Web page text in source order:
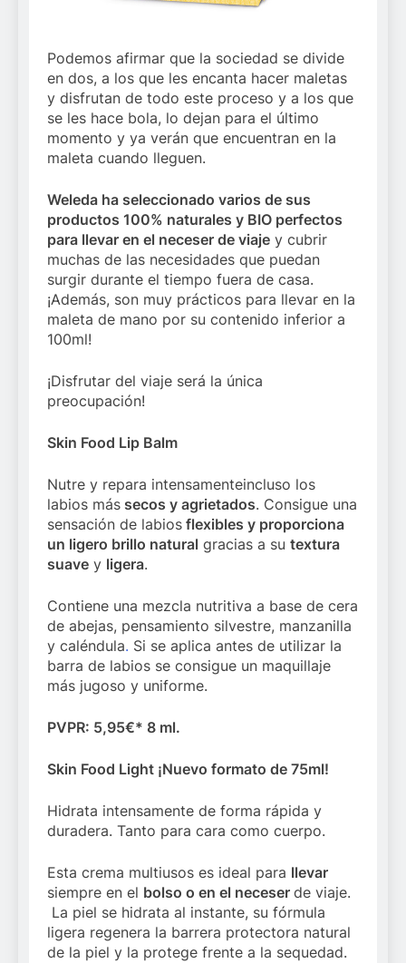
Podemos afirmar que la sociedad se divide
en dos, a los que les encanta hacer maletas
y disfrutan de todo este proceso y a los que
se les hace bola, lo dejan para el último
momento y ya verán que encuentran en la
maleta cuando lleguen.
Weleda ha seleccionado varios de sus
productos 100% naturales y BIO perfectos
para llevar en el neceser de viaje y cubrir
muchas de las necesidades que puedan
surgir durante el tiempo fuera de casa.
¡Además, son muy prácticos para llevar en la
maleta de mano por su contenido inferior a
100ml!
¡Disfrutar del viaje será la única
preocupación!
Skin Food Lip Balm
Nutre y repara intensamenteincluso los
labios más secos y agrietados. Consigue una
sensación de labios flexibles y proporciona
un ligero brillo natural gracias a su textura
suave y ligera.
Contiene una mezcla nutritiva a base de cera
de abejas, pensamiento silvestre, manzanilla
y caléndula. Si se aplica antes de utilizar la
barra de labios se consigue un maquillaje
más jugoso y uniforme.
PVPR: 5,95€* 8 ml.
Skin Food Light ¡Nuevo formato de 75ml!
Hidrata intensamente de forma rápida y
duradera. Tanto para cara como cuerpo.
Esta crema multiusos es ideal para llevar
siempre en el bolso o en el neceser de viaje.
La piel se hidrata al instante, su fórmula
ligera regenera la barrera protectora natural
de la piel y la protege frente a la sequedad.